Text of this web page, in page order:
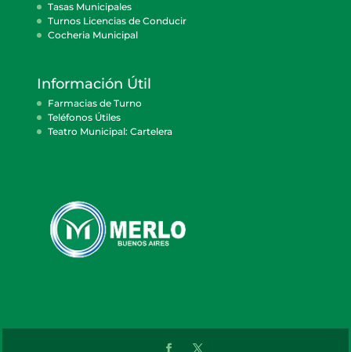
Tasas Municipales
Turnos Licencias de Conducir
Cocheria Municipal
Información Útil
Farmacias de Turno
Teléfonos Útiles
Teatro Municipal: Cartelera